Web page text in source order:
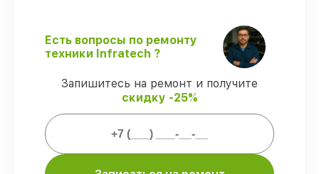
– ремонт
оптического прицела Infratech IT-204H
строго по договоренности.
– все
ремонтные услуги и комплектующие
защищены официальной гарантией
Мы гарантируем:
Есть вопросы по ремонту
техники Infratech ?
Запишитесь на ремонт и получите
скидку -25%